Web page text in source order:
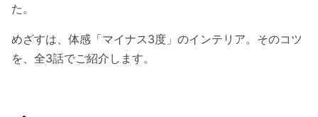
た。
めざすは、体感「マイナス3度」のインテリア。そのコツ
を、全3話でご紹介します。